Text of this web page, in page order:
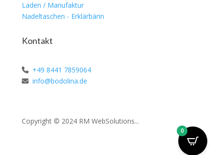
Laden / Manufaktur
Nadeltaschen - Erklärbärin
Kontakt
+49 8441 7859064
info@bodolina.de
Copyright © 2024 RM WebSolutions...
0